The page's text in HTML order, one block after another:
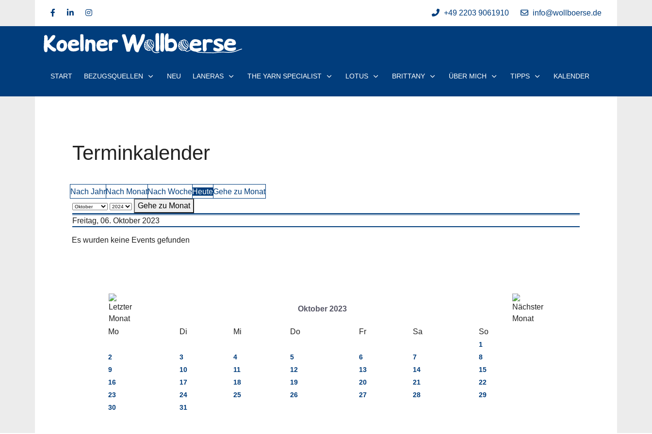
+49 2203 9061910 info@wollboerse.de
START BEZUGSQUELLEN NEU LANERAS THE YARN SPECIALIST LOTUS BRITTANY ÜBER MICH TIPPS KALENDER
Terminkalender
Nach JahrNach MonatNach WocheHeuteGehe zu Monat
Gehe zu Monat
Freitag, 06. Oktober 2023
Es wurden keine Events gefunden
Oktober 2023
Mo Di Mi Do Fr Sa So
1
2
3 4 5 6 7
8
9
10 11 12 13 14
15
16
17 18 19 20 21
22
23
24 25 26 27 28
29
30
31